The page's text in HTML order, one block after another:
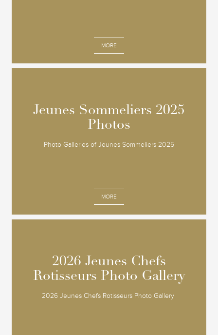
MORE
Jeunes Sommeliers 2025
Photos
Photo Galleries of Jeunes Sommeliers 2025
MORE
Jeunes Sommeliers 2025
Photos
2026 Jeunes Chefs
Rotisseurs Photo Gallery
2026 Jeunes Chefs Rotisseurs Photo Gallery
2026 Jeunes Chefs
Rotisseurs Photo Gallery